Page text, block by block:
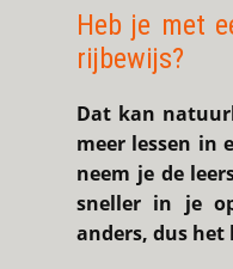
Heb je met
rijbewijs?
Dat kan
meer lessen in
neem je de
sneller in je
anders, dus